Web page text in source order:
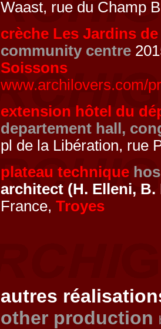
Waast, rue du Champ
crèche Les Jardins
community centre
Soissons
www.archilovers.com/
extension hôtel du
departement hall,
pl de la Libération, rue
plateau technique
architect (H. Elleni, B.
France, Troyes
autres
other production